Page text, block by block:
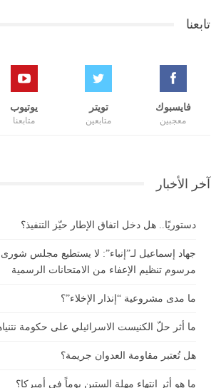
تابعنا
فايسبوك
معجبين
تويتر
متابعين
يوتيوب
متابعنا
آخر الأخبار
دستوريًا.. هل دخل اتفاق الإطار حيّز التنفيذ؟
جهاد إسماعيل لـ”إنباء”: لا يستطيع مجلس شورى
مرسوم تنظيم الإعفاء من الامتحانات الرسمية
ما مدى مشروعية “إنذار الإخلاء”؟
ما أثر حلّ الكنيست الاسرائيلي على حكومة
هل تُعتبر مقاومة العدوان جريمة؟
ما هو أثر انتهاء مهلة الستين يوماً في أميركا؟